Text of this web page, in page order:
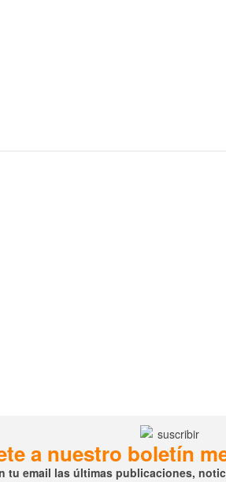
a nuestro boletín
tu email las últimas publicaciones,